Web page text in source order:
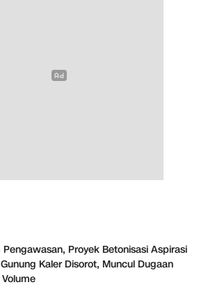
Proyek Betonisasi Aspirasi
Kaler Disorot, Muncul Dugaan